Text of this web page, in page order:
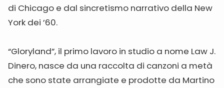
di Chicago e dal sincretismo narrativo della New
York dei ’60.
“Gloryland”, il primo lavoro in studio a nome Law J.
Dinero, nasce da una raccolta di canzoni a metà
che sono state arrangiate e prodotte da Martino